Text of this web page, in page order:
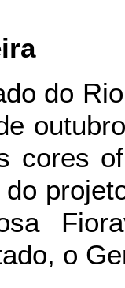
do
cores
o